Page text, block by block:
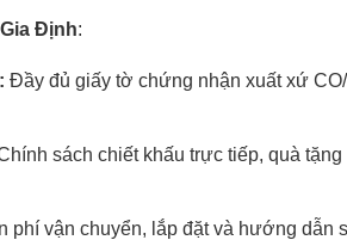
Định:
Đầy đủ giấy tờ chứng nhận xuất xứ
sách chiết khấu trực tiếp, quà
phí vận chuyển, lắp đặt và hướng dẫn